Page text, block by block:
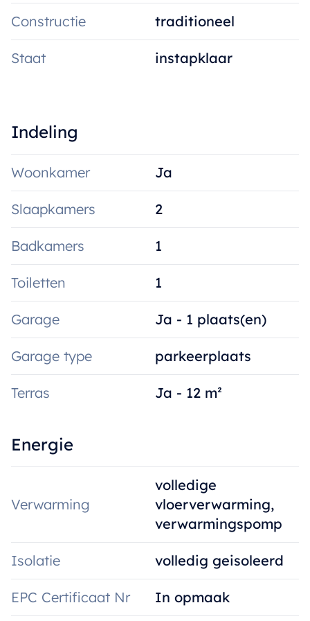
mail naar anke@immoroba.be
Constructie traditioneel
Staat instapklaar
Indeling
Woonkamer Ja
Slaapkamers 2
Badkamers 1
Toiletten 1
Garage Ja - 1 plaats(en)
Garage type parkeerplaats
Terras Ja - 12 m²
Energie
Verwarming
volledige
vloerverwarming,
verwarmingspomp
Isolatie volledig geisoleerd
EPC Certificaat Nr In opmaak